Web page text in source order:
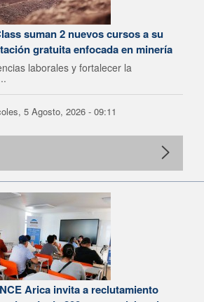
suman 2 nuevos cursos a su
gratuita enfocada en minería
laborales y fortalecer la
5 Agosto, 2026 - 09:11
Arica invita a reclutamiento